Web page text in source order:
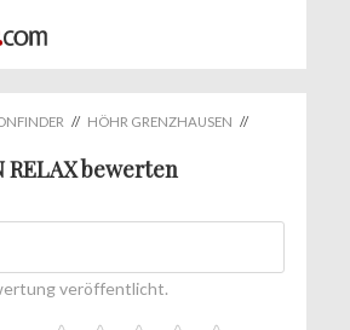
// HÖHR GRENZHAUSEN //
RELAX bewerten
veröffentlicht.